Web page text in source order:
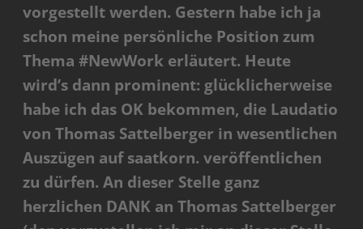
vorgestellt werden. Gestern habe ich ja
schon meine persönliche Position zum
Thema #NewWork erläutert. Heute
wird’s dann prominent: glücklicherweise
habe ich das OK bekommen, die Laudatio
von Thomas Sattelberger in wesentlichen
Auszügen auf saatkorn. veröffentlichen
zu dürfen. An dieser Stelle ganz
herzlichen DANK an Thomas Sattelberger